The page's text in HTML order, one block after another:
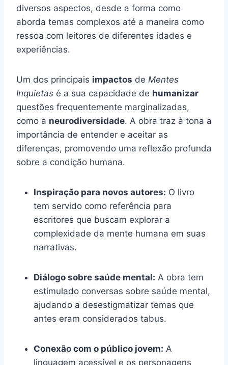
diversos aspectos, desde a forma como
aborda temas complexos até a maneira como
ressoa com leitores de diferentes idades e
experiências.
Um dos principais impactos de Mentes
Inquietas é a sua capacidade de humanizar
questões frequentemente marginalizadas,
como a neurodiversidade. A obra traz à tona a
importância de entender e aceitar as
diferenças, promovendo uma reflexão profunda
sobre a condição humana.
Inspiração para novos autores: O livro
tem servido como referência para
escritores que buscam explorar a
complexidade da mente humana em suas
narrativas.
Diálogo sobre saúde mental: A obra tem
estimulado conversas sobre saúde mental,
ajudando a desestigmatizar temas que
antes eram considerados tabus.
Conexão com o público jovem: A
linguagem acessível e os personagens